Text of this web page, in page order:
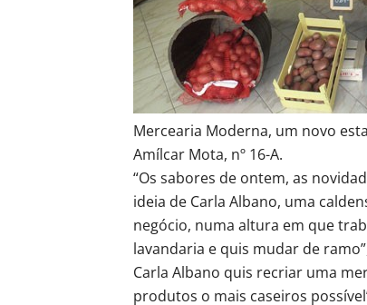
Mercearia Moderna, um novo
Amílcar Mota, nº 16-A.
“Os sabores de ontem, as
ideia de Carla Albano, uma
negócio, numa altura em que
lavandaria e quis mudar de
Carla Albano quis recriar uma
produtos o mais caseiros